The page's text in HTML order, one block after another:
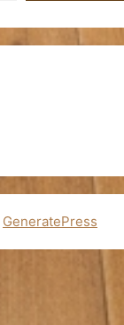
GeneratePress